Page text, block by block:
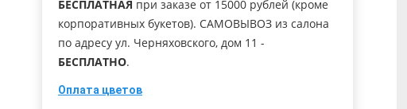
БЕСПЛАТНАЯ при заказе от 15000 рублей (кроме
корпоративных букетов). САМОВЫВОЗ из салона
по адресу ул. Черняховского, дом 11 -
БЕСПЛАТНО.
Оплата цветов